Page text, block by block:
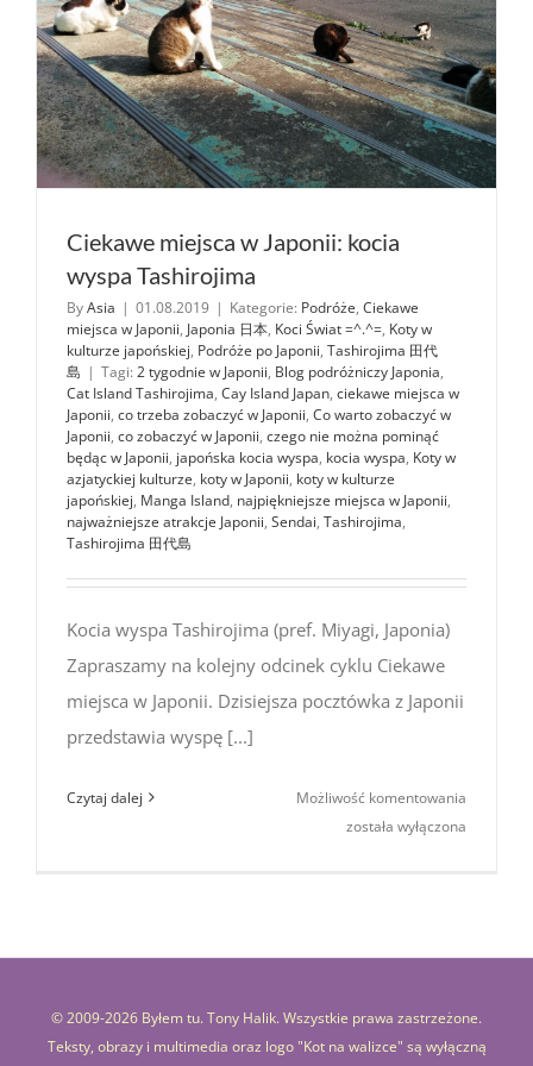
Ciekawe miejsca w Japonii: kocia
wyspa Tashirojima
ByAsia | 01.08.2019 | Kategorie: Podróże, Ciekawe
miejsca w Japonii, Japonia 日本, Koci Świat =^.^=, Koty w
kulturze japońskiej, Podróże po Japonii, Tashirojima 田代
島 | Tagi: 2 tygodnie w Japonii, Blog podróżniczy Japonia,
Cat Island Tashirojima, Cay Island Japan, ciekawe miejsca w
Japonii, co trzeba zobaczyć w Japonii, Co warto zobaczyć w
Japonii, co zobaczyć w Japonii, czego nie można pominąć
będąc w Japonii, japońska kocia wyspa, kocia wyspa, Koty w
azjatyckiej kulturze, koty w Japonii, koty w kulturze
japońskiej, Manga Island, najpiękniejsze miejsca w Japonii,
najważniejsze atrakcje Japonii, Sendai, Tashirojima,
Tashirojima 田代島
Kocia wyspa Tashirojima (pref. Miyagi, Japonia)
Zapraszamy na kolejny odcinek cyklu Ciekawe
miejsca w Japonii. Dzisiejsza pocztówka z Japonii
przedstawia wyspę [...]
Czytaj dalej Możliwość komentowania
została wyłączona
© 2009-2026 Byłem tu. Tony Halik. Wszystkie prawa zastrzeżone.
Teksty, obrazy i multimedia oraz logo "Kot na walizce" są wyłączną